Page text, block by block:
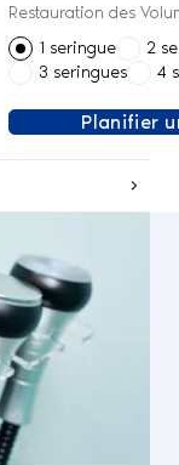
Restauration des
1 seringue
2
3 seringues
4
Planifier